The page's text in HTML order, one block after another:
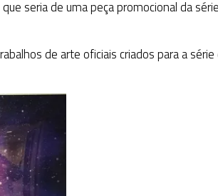
seria de uma peça promocional da
de arte oficiais criados para a